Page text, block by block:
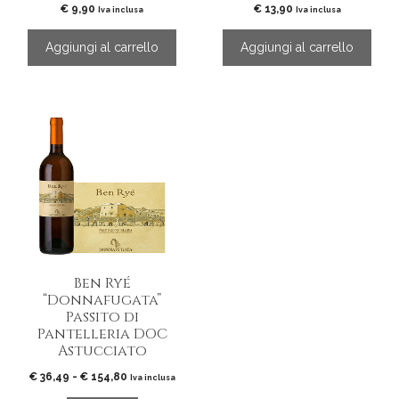
€ 9,90 Iva inclusa
Aggiungi al carrello
€13,90 Iva inclusa
Aggiungi al carrello
Ben Ryé
“Donnafugata”
Passito di
Pantelleria DOC
Astucciato
€36,49 - €154,80Fascia
Iva inclusa
Questo
prodotto
più
varianti.
possono
nella
del